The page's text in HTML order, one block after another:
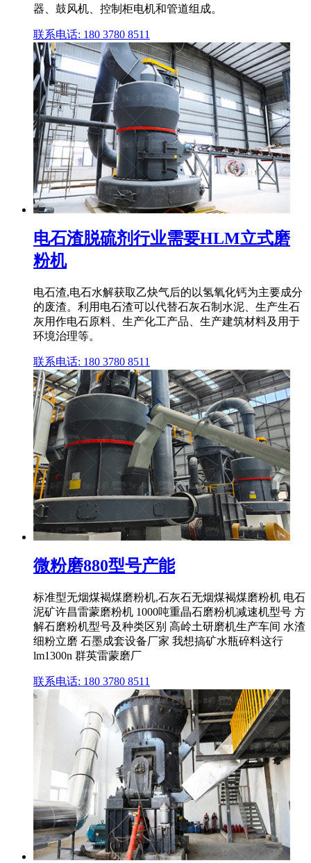
器、鼓风机、控制柜电机和管道组成。
联系电话: 180 3780 8511
电石渣脱硫剂行业需要HLM立式磨
粉机
电石渣,电石水解获取乙炔气后的以氢氧化钙为主要成分
的废渣。利用电石渣可以代替石灰石制水泥、生产生石
灰用作电石原料、生产化工产品、生产建筑材料及用于
环境治理等。
联系电话: 180 3780 8511
微粉磨880型号产能
标准型无烟煤褐煤磨粉机,石灰石无烟煤褐煤磨粉机 电石
泥矿许昌雷蒙磨粉机 1000吨重晶石磨粉机减速机型号 方
解石磨粉机型号及种类区别 高岭土研磨机生产车间 水渣
细粉立磨 石墨成套设备厂家 我想搞矿水瓶碎料这行
lm1300n 群英雷蒙磨厂
联系电话: 180 3780 8511